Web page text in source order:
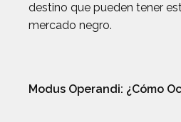
destino que pueden tener
mercado negro.
Modus Operandi: ¿Cómo